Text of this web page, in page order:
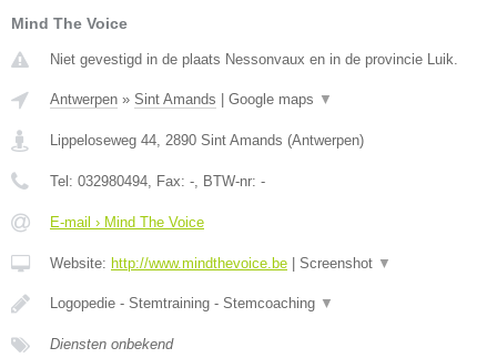
Mind The Voice
Niet gevestigd in de plaats Nessonvaux en in de provincie Luik.
Antwerpen » Sint Amands Google maps ▼
Lippeloseweg 44 2890 Sint Amands (Antwerpen)
Tel: 032980494 , Fax: - , BTW-nr: -
E-mail › Mind The Voice
Website: http://www.mindthevoice.be Screenshot ▼
Logopedie - Stemtraining - Stemcoaching ▼
Diensten onbekend